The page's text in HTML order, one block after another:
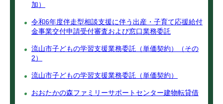
加）
令和6年度伴走型相談支援に伴う出産・子育て応援給付
金事業交付申請受付審査および窓口業務委託
流山市子どもの学習支援業務委託（単価契約）（その
2）
流山市子どもの学習支援業務委託（単価契約）
おおたかの森ファミリーサポートセンター建物転貸借